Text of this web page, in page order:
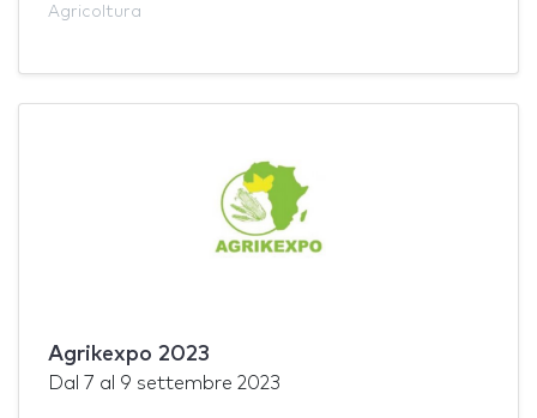
Agricoltura
Agrikexpo 2023
Dal 7 al 9 settembre 2023